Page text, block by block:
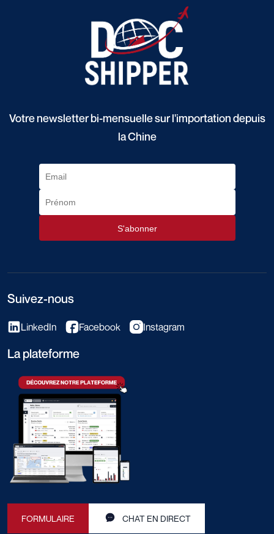
Votre newsletter bi-mensuelle sur l'importation depuis
la Chine
Suivez-nous
LinkedIn Facebook Instagram
La plateforme
FORMULAIRE CHAT EN DIRECT